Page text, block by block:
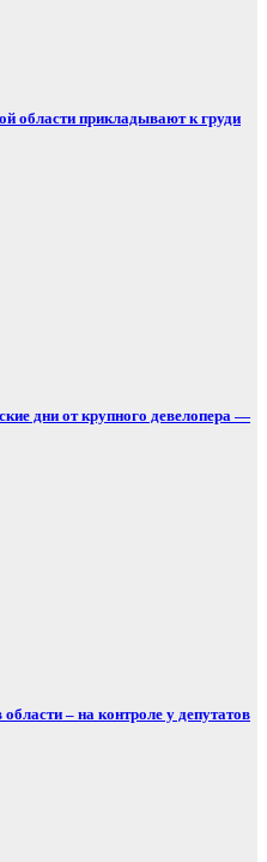
области прикладывают к груди
дни от крупного девелопера —
– на контроле у депутатов